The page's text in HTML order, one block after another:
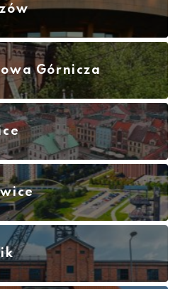
Górnicza